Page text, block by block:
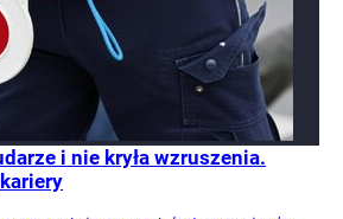
i nie kryła wzruszenia.